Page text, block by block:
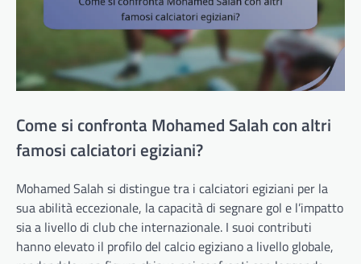
Come si confronta Mohamed Salah con altri
famosi calciatori egiziani?
Mohamed Salah si distingue tra i calciatori egiziani per la
sua abilità eccezionale, la capacità di segnare gol e l’impatto
sia a livello di club che internazionale. I suoi contributi
hanno elevato il profilo del calcio egiziano a livello globale,